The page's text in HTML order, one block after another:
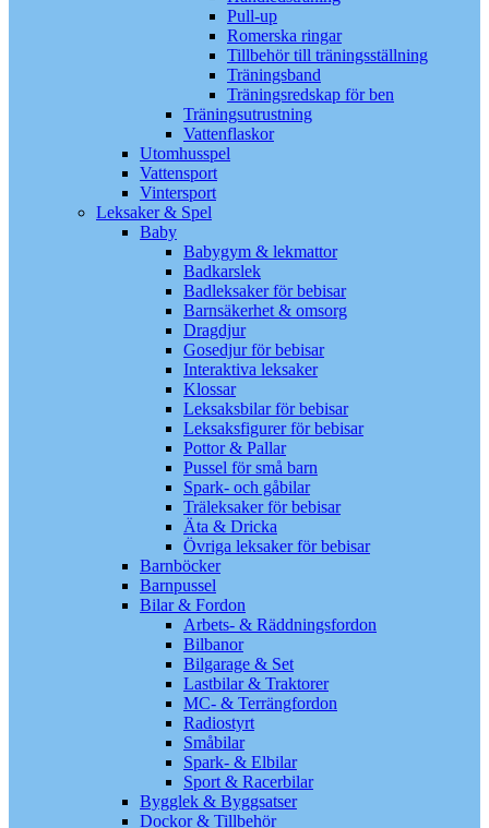
Pull-up
Romerska ringar
Tillbehör till träningsställning
Träningsband
Träningsredskap för ben
Träningsutrustning
Vattenflaskor
Utomhusspel
Vattensport
Vintersport
Leksaker & Spel
Baby
Babygym & lekmattor
Badkarslek
Badleksaker för bebisar
Barnsäkerhet & omsorg
Dragdjur
Gosedjur för bebisar
Interaktiva leksaker
Klossar
Leksaksbilar för bebisar
Leksaksfigurer för bebisar
Pottor & Pallar
Pussel för små barn
Spark- och gåbilar
Träleksaker för bebisar
Äta & Dricka
Övriga leksaker för bebisar
Barnböcker
Barnpussel
Bilar & Fordon
Arbets- & Räddningsfordon
Bilbanor
Bilgarage & Set
Lastbilar & Traktorer
MC- & Terrängfordon
Radiostyrt
Småbilar
Spark- & Elbilar
Sport & Racerbilar
Bygglek & Byggsatser
Dockor & Tillbehör